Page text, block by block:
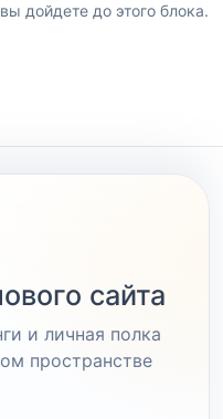
дойдете до этого блока.
сайта
и личная полка
пространстве